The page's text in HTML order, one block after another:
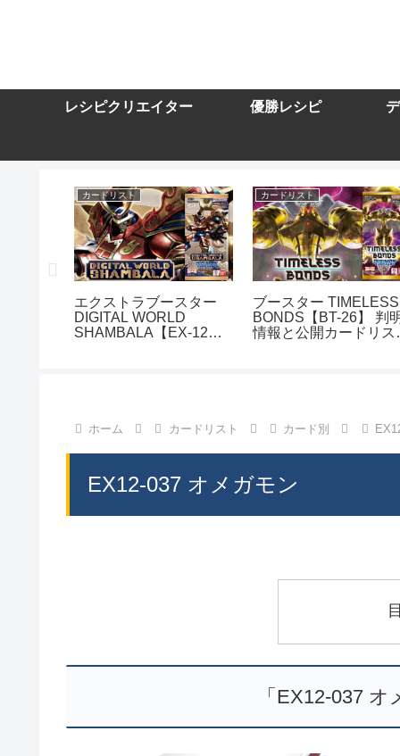
レシピクリエイター 優勝レシピ
カードリスト
エクストラブースター
DIGITAL WORLD
SHAMBALA【EX-12】
カードリスト
ブースター TIMELESS
BONDS【BT-26】 判
情報と公開カードリス
ホーム カードリスト カード別
EX12-037 オメガモン
「EX12-037